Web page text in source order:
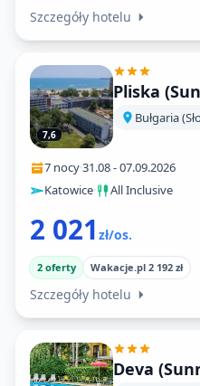
Szczegóły hotelu
7,6
Pliska
Bułgaria
7 nocy·31.08-07.09.2026
Katowice· All Inclusive
2 021 zł/os.
2 oferty Wakacje.pl 2 192 zł
Szczegóły hotelu
Deva